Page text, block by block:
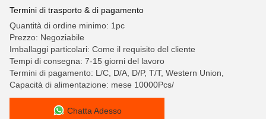
Termini di trasporto & di pagamento
Quantità di ordine minimo: 1pc
Prezzo: Negoziabile
Imballaggi particolari: Come il requisito del cliente
Tempi di consegna: 7-15 giorni del lavoro
Termini di pagamento: L/C, D/A, D/P, T/T, Western Union,
Capacità di alimentazione: mese 10000Pcs/
Chatta Adesso